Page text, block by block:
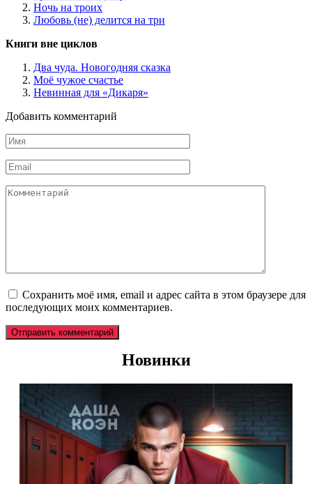
Ночь на троих
Любовь (не) делится на три
Книги вне циклов
Два чуда. Новогодняя сказка
Моё чужое счастье
Невинная для «Дикаря»
Добавить комментарий
Имя
*
Email
*
Комментарий
Сохранить моё имя, email и адрес сайта в этом браузере для
последующих моих комментариев.
Новинки